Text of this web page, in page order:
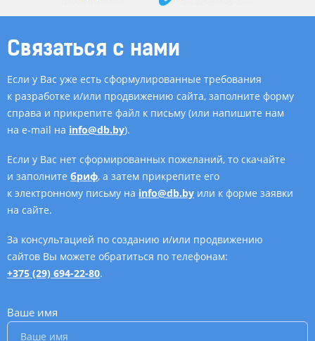
Связаться с нами
Если у Вас уже есть сформулированные требования
к разработке и/или продвижению сайта, заполните форму
справа и прикрепите файл к письму (или напишите нам
на e-mail на info@db.by).
Если у Вас нет сформированных пожеланий, то скачайте
и заполните бриф, а затем прикрепите его
к электронному письму на info@db.by или к форме заявки
на сайте.
За консультацией по созданию и/или продвижению
сайтов Вы можете обратиться по телефонам:
+375 (29) 694-22-80.
Ваше имя